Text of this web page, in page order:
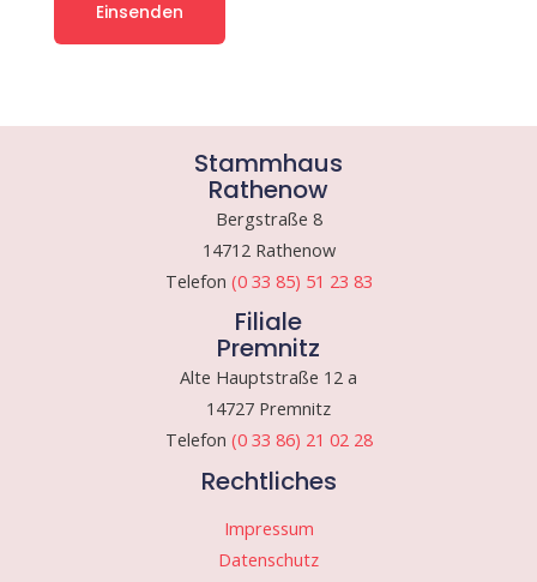
Stammhaus
Rathenow
Bergstraße 8
14712 Rathenow
Telefon (0 33 85) 51 23 83
Filiale
Premnitz
Alte Hauptstraße 12 a
14727 Premnitz
Telefon (0 33 86) 21 02 28
Rechtliches
Impressum
Datenschutz